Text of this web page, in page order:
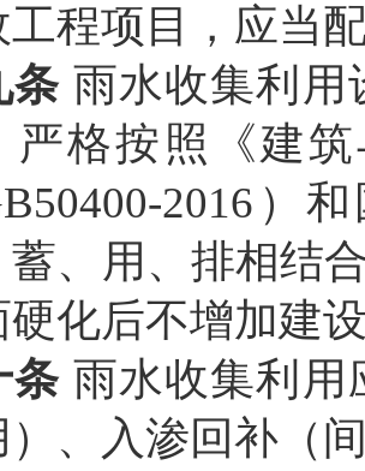
工程项目，应当
条 雨水收集利用
严格按照《建
2016）
蓄、用、排相结
硬化后不增加建
条 雨水收集利用
）、入渗回补（